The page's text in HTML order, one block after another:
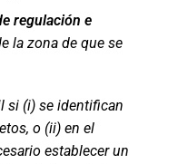
regulación e
la zona de que se
si (i) se identifican
o (ii) en el
establecer un